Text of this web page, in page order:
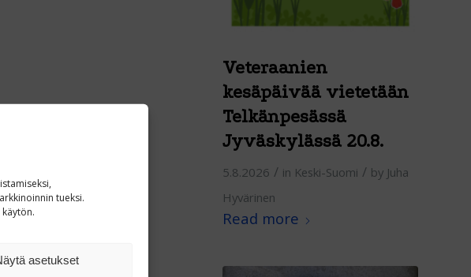
tueksi.
käytön.
asetukset
Veteraanien
kesäpäivää vietetään
Telkänpesässä
Jyväskylässä 20.8.
5.8.2026 / in Keski-Suomi / by Juha
Hyvärinen
Read more